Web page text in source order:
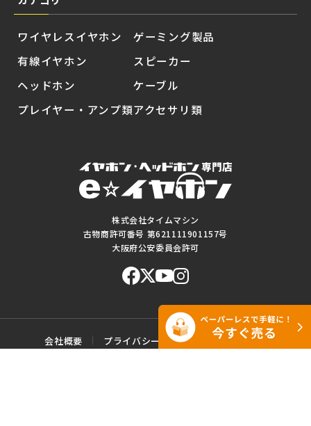
株式会社タイムマシン
古物商許可番号 第621111901157号
大阪府公安委員会許可
ワイヤレスイヤホン
有線イヤホン
ヘッドホン
プレイヤー・アンプ類
ゲーミング製品
スピーカー
ケーブル
アクセサリ類
会社概要 プライバシーポリシー
ご利用規約